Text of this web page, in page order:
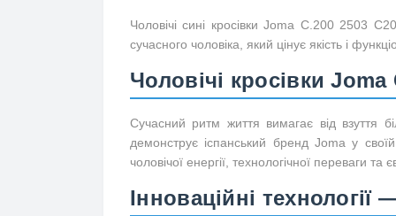
Чоловічі сині кросівки Joma C.200 2503
сучасного чоловіка, який цінує якість і
Чоловічі кросівки
Сучасний ритм життя вимагає від взуття
демонструє іспанський бренд Joma у
чоловічої енергії, технологічної переваги
Інноваційні